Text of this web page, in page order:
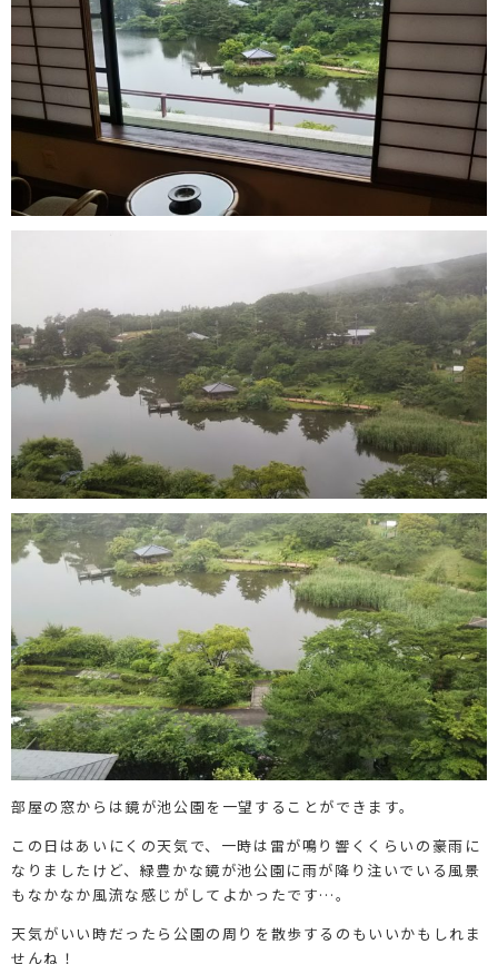
部屋の窓からは鏡が池公園を一望することができます。
この日はあいにくの天気で、一時は雷が鳴り響くくらいの豪雨に
なりましたけど、緑豊かな鏡が池公園に雨が降り注いでいる風景
もなかなか風流な感じがしてよかったです…。
天気がいい時だったら公園の周りを散歩するのもいいかもしれま
せんね！